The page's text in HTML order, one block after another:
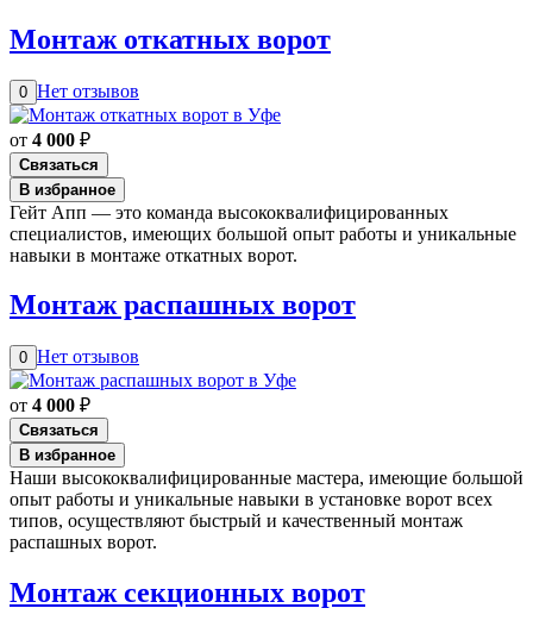
Монтаж откатных ворот
0 Нет отзывов
от 4 000 ₽
Связаться
В избранное
Гейт Апп — это команда высококвалифицированных
специалистов, имеющих большой опыт работы и уникальные
навыки в монтаже откатных ворот.
Монтаж распашных ворот
0 Нет отзывов
от 4 000 ₽
Связаться
В избранное
Наши высококвалифицированные мастера, имеющие большой
опыт работы и уникальные навыки в установке ворот всех
типов, осуществляют быстрый и качественный монтаж
распашных ворот.
Монтаж секционных ворот